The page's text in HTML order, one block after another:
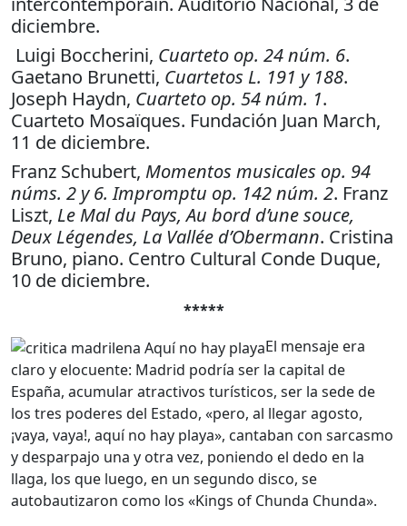
diciembre.
Luigi Boccherini, Cuarteto op. 24 núm. 6.
Gaetano Brunetti, Cuartetos L. 191 y 188.
Joseph Haydn, Cuarteto op. 54 núm. 1.
Cuarteto Mosaïques. Fundación Juan March,
11 de diciembre.
Franz Schubert, Momentos musicales op. 94
núms. 2 y 6. Impromptu op. 142 núm. 2. Franz
Liszt, Le Mal du Pays, Au bord d’une souce,
Deux Légendes, La Vallée d’Obermann. Cristina
Bruno, piano. Centro Cultural Conde Duque,
10 de diciembre.
*****
El mensaje era
claro y elocuente: Madrid podría ser la capital de
España, acumular atractivos turísticos, ser la sede de
los tres poderes del Estado, «pero, al llegar agosto,
¡vaya, vaya!, aquí no hay playa», cantaban con sarcasmo
y desparpajo una y otra vez, poniendo el dedo en la
llaga, los que luego, en un segundo disco, se
autobautizaron como los «Kings of Chunda Chunda».